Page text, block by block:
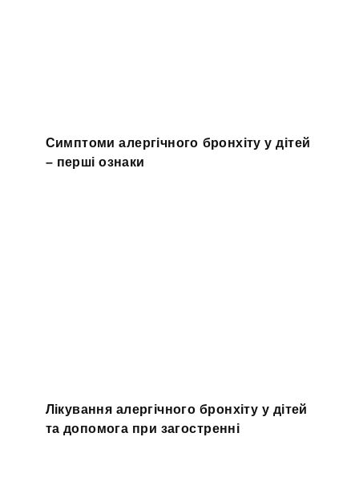
Симптоми алергічного бронхіту у дітей
– перші ознаки
Лікування алергічного бронхіту у дітей
та допомога при загостренні